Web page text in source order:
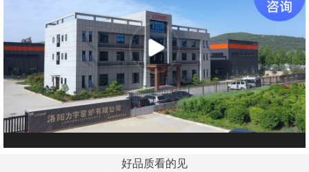
元件、高温窑具等。 历经二十余年市场积累，公司产品质量稳
定、性能可靠，应用场景覆盖高校、科研院所、工矿企业等领域，服
务于粉末、冶金、电子、煤炭、医药、陶瓷、玻璃、铝业、汽车、特
种新材料、耐火材料、新能源、航天航空、化工、金属烧结及金属热
处理等行业，产品覆盖国内多省市，并出口至海外多个国家和地
区。 近年来，公司通过理念更新、体制机制优化与科技创新，于
稳步增长，国内市场份额稳步提升，并获得质量诚信AAA 级企业荣
好品质看的见